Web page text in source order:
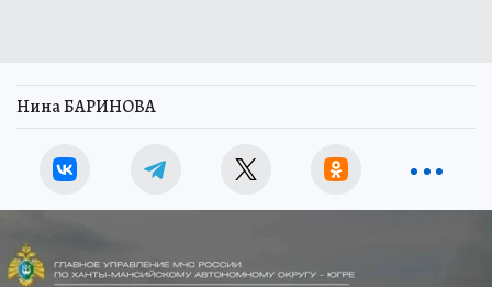
Нина БАРИНОВА